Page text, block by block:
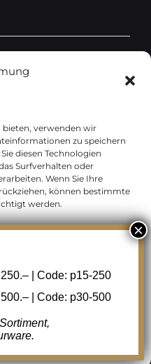
bieten, verwenden wir
zu speichern
diesen Technologien
Surfverhalten oder
Wenn Sie Ihre
können bestimmte
werden.
GmbH | All Rights
Security Standards |
Facebook
| Code: p15-250
| Code: p30-500